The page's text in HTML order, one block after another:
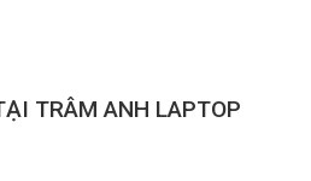
TRÂM ANH LAPTOP